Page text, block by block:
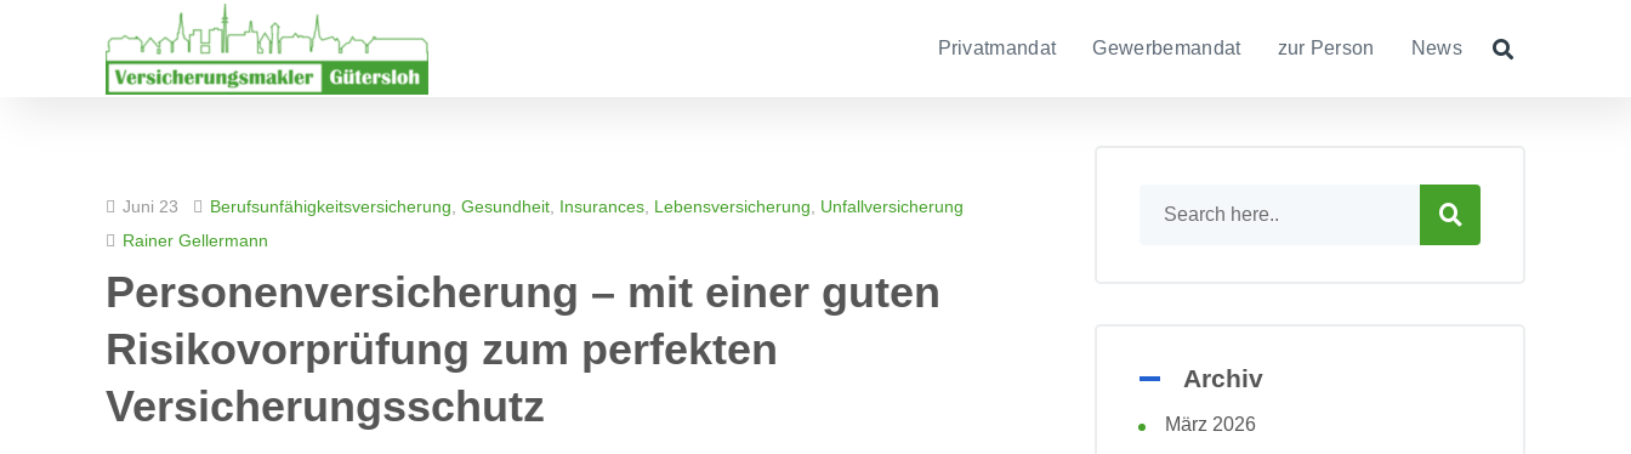
Privatmandat Gewerbemandat zur Person News
Juni 23 Berufsunfähigkeitsversicherung, Gesundheit, Insurances, Lebensversicherung, Unfallversicherung
Rainer Gellermann
Personenversicherung – mit einer guten
Risikovorprüfung zum perfekten
Versicherungsschutz
Archiv
März 2026